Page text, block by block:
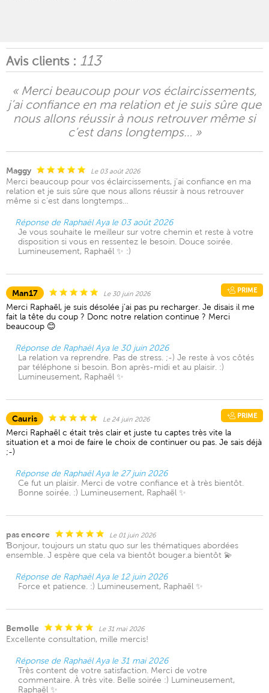
Avis clients : 113
« Merci beaucoup pour vos éclaircissements,
j’ai confiance en ma relation et je suis sûre que
nous allons réussir à nous retrouver même si
c’est dans longtemps… »
Maggy Le 03 août 2026
Merci beaucoup pour vos éclaircissements, j’ai confiance en ma
relation et je suis sûre que nous allons réussir à nous retrouver
même si c’est dans longtemps…
Réponse de Raphaël Aya le 03 août 2026
Je vous souhaite le meilleur sur votre chemin et reste à votre
disposition si vous en ressentez le besoin. Douce soirée.
Lumineusement, Raphaël ✨ :)
Man17 Le 30 juin 2026 PRIME
Merci Raphaël, je suis désolée j’ai pas pu recharger. Je disais il me
fait la tête du coup ? Donc notre relation continue ? Merci
beaucoup 😊
Réponse de Raphaël Aya le 30 juin 2026
La relation va reprendre. Pas de stress. ;-) Je reste à vos côtés
par téléphone si besoin. Bon après-midi et au plaisir. :)
Lumineusement, Raphaël ✨
Cauris Le 24 juin 2026 PRIME
Merci Raphaël c était très clair et juste tu captes très vite la
situation et a moi de faire le choix de continuer ou pas. Je sais déjà
;-)
Réponse de Raphaël Aya le 27 juin 2026
Ce fut un plaisir. Merci de votre confiance et à très bientôt.
Bonne soirée. :) Lumineusement, Raphaël ✨
pas encore Le 01 juin 2026
Ɓonjour, toujours un statu quo sur les thématiques abordées
ensemble. J espère que cela va bientôt bouger.a bientôt 💫
Réponse de Raphaël Aya le 12 juin 2026
Force et patience. :) Lumineusement, Raphaël ✨
Bemolle Le 31 mai 2026
Excellente consultation, mille mercis!
Réponse de Raphaël Aya le 31 mai 2026
Très content de votre satisfaction. Merci de votre
commentaire. À très vite. Belle soirée :) Lumineusement,
Raphaël ✨